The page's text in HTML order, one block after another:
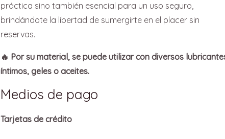
práctica sino también esencial para un uso seguro,
brindándote la libertad de sumergirte en el placer sin
reservas.
🔥 Por su material, se puede utilizar con diversos
íntimos, geles o aceites.
Medios de pago
Tarjetas de crédito